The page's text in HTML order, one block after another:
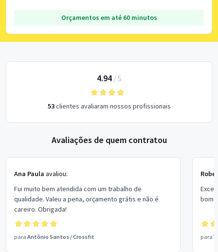
Orçamentos em até 60 minutos
4.94/ 5
53clientes avaliaram nossos profissionais
Avaliações de quem contratou
Ana Paula avaliou:
Fui muito bem atendida com um trabalho de
qualidade. Valeu a pena, orçamento grátis e não é
careiro. Obrigada!
para Antônio Santos /Crossfit
bom
para